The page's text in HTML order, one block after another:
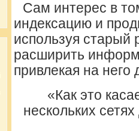
Сам интерес в
индексацию и
используя старый
расширить
привлекая на
«Как это
нескольких